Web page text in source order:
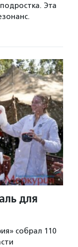
Эта
для
собрал 110